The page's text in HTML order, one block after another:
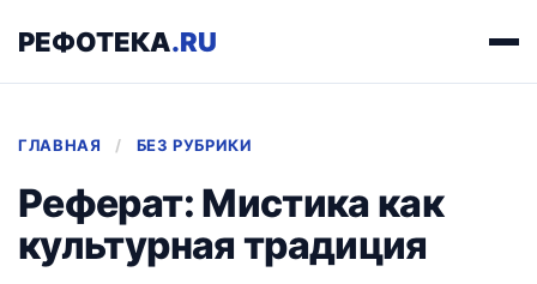
РЕФОТЕКА.RU
ГЛАВНАЯ / БЕЗ РУБРИКИ
Реферат: Мистика как
культурная традиция